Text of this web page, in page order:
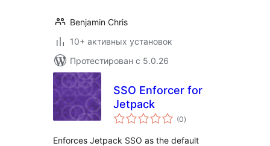
Benjamin Chris
10+ активных установок
Протестирован с 5.0.26
SSO Enforcer for
Jetpack
(0общий
рейтинг
)
Enforces Jetpack SSO as the default